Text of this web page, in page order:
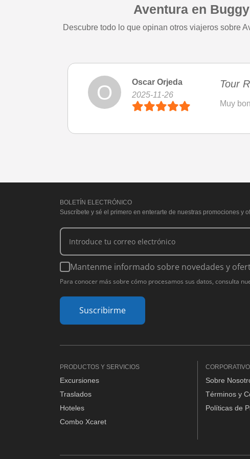
Aventura en
Descubre todo lo que opinan otros viajeros sobre
O
Oscar Orjeda
2025-11-26
Tour
Muy
BOLETÍN ELECTRÓNICO
Suscríbete y sé el primero en enterarte de nuestras promociones y
Mantenme informado sobre novedades y
Para conocer más sobre cómo procesamos sus datos, consulta
Suscribirme
PRODUCTOS Y SERVICIOS
Excursiones
Traslados
Hoteles
Combo Xcaret
CORPORATIVO
Sobre
Términos y
Políticas de